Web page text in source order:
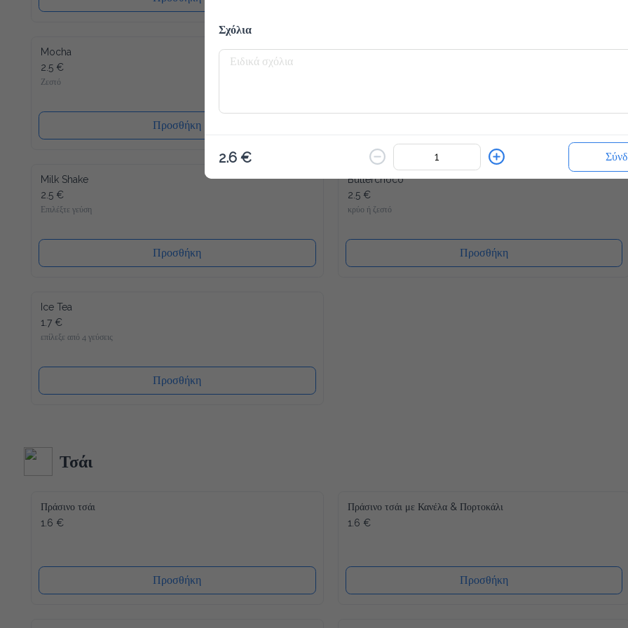
Mocha
2.5 €
Ζεστό
Προσθήκη
Γρανίτα
Milk Shake
2.5 €
Επιλέξτε γεύση
Προσθήκη
Butterchoco
2.5 €
κρύο ή ζεστό
Προσθήκη
Ice Tea
1.7 €
επίλεξε από 4 γεύσεις
Προσθήκη
Τσάι
Πράσινο τσάι
1.6 €
Προσθήκη
Πράσινο τσάι με Κανέλα & Πορτοκάλι
1.6 €
Προσθήκη
Σχόλια
2.6 €